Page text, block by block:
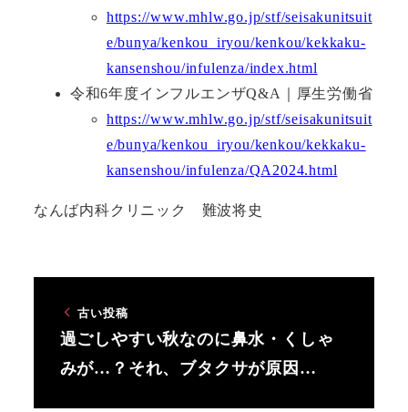
https://www.mhlw.go.jp/stf/seisakunitsuit
e/bunya/kenkou_iryou/kenkou/kekkaku-
kansenshou/infulenza/index.html
令和6年度インフルエンザQ&A｜厚生労働省
https://www.mhlw.go.jp/stf/seisakunitsuit
e/bunya/kenkou_iryou/kenkou/kekkaku-
kansenshou/infulenza/QA2024.html
なんば内科クリニック 難波将史
古い投稿
過ごしやすい秋なのに鼻水・くしゃ
みが…？それ、ブタクサが原因…